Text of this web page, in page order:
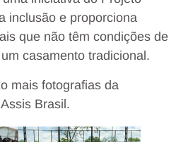
inclusão e proporciona
que não têm condições de
casamento tradicional.
mais fotografias da
Brasil.